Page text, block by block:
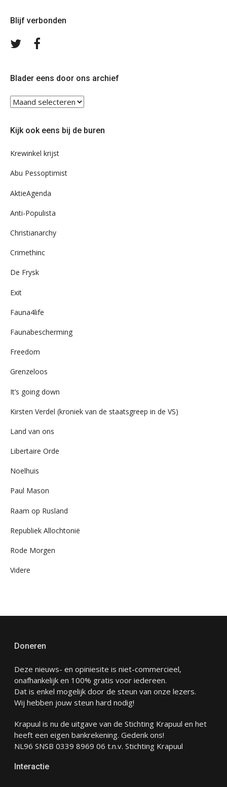
Blijf verbonden
Volg
Blader eens door ons archief
Blader
ons
Kijk ook eens bij de buren
Krewinkel krijst
Abu Pessoptimist
AktieAgenda
Anti-Populista
Christianarchy
Crimethinc
De Frysk
Exit
Fauna4life
Faunabescherming
Freedom
Grenzeloos
It’s going down
Kirsten Verdel (kroniek van de staatsgreep in de VS)
Land van ons
Libertaire Orde
Noelhuis
Paul Mason
Raam op Rusland
Republiek Allochtonië
Rode Morgen
Videre
Doneren
Deze nieuws- en opiniesite is niet-commercieel,
onafhankelijk en 100% gratis voor iedereen.
Dat is enkel mogelijk door de steun van onze lezers.
Wij hebben jouw steun hard nodig!
Krapuul is nu de uitgave van de Stichting Krapuul en het
heeft een eigen bankrekening. Gedenk ons!
NL96 SNSB 0339 8969 06 t.n.v. Stichting Krapuul
Interactie